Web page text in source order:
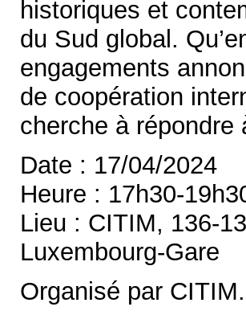
historiques et
du Sud global.
engagements
de coopération
cherche à répondre
Date : 17/04/2024
Heure : 17h30-
Lieu : CITIM, 136-
Luxembourg-Gare
Organisé par CITIM.